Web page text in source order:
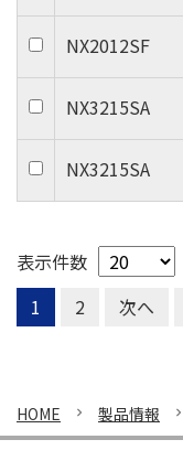
NX2012SF
NX3215SA
NX3215SA
表示件数
1
2 次へ
HOME 製品情報